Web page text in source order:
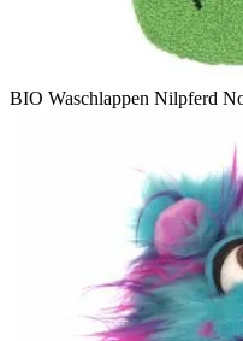
BIO Waschlappen Nilpferd